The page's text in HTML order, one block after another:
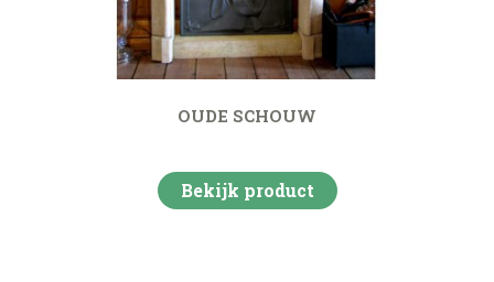
OUDE SCHOUW
Bekijk product